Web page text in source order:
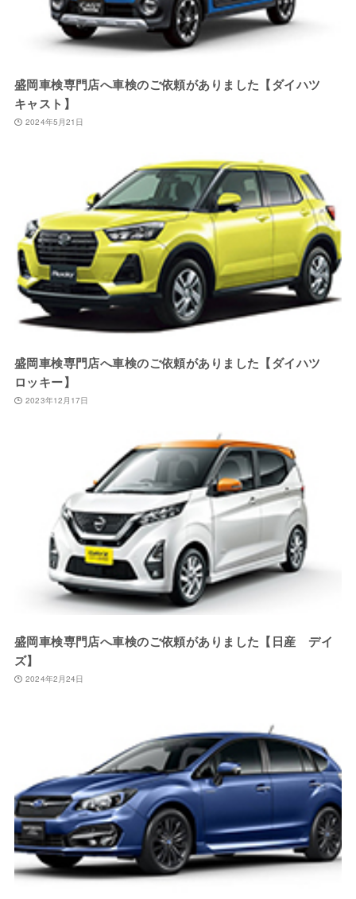
盛岡車検専門店へ車検のご依頼がありました【ダイハツ
キャスト】
2024年5月21日
盛岡車検専門店へ車検のご依頼がありました【ダイハツ
ロッキー】
2023年12月17日
盛岡車検専門店へ車検のご依頼がありました【日産 デイ
ズ】
2024年2月24日